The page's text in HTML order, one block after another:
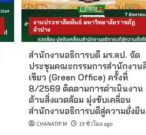
งานประชาสัมพันธ์ มหาวิทยาลัยราชภัฏ
ลำปาง
สำนักงานอธิการบดี มร.ลป. จัด
ประชุมคณะกรรมการสำนักงาน
เขียว (Green Office) ครั้งที่
8/2569 ติดตามการดำเนินงาน
ด้านสิ่งแวดล้อม มุ่งขับเคลื่อน
สำนักงานอธิการบดีสู่ความยั่งยืน
CHANATIP.M 19 ชั่วโมง ago